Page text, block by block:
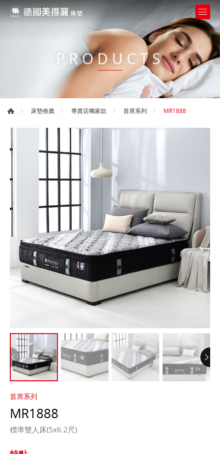
PRODUCTS
床墊推薦 專賣店獨家款 首席系列 MR1888
首席系列
MR1888
標準雙人床(5x6.2尺)